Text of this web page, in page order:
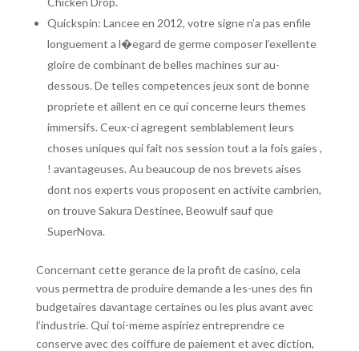
Quickspin: Lancee en 2012, votre signe n’a pas enfile
longuement a l�egard de germe composer l’exellente
gloire de combinant de belles machines sur au-
dessous. De telles competences jeux sont de bonne
propriete et aillent en ce qui concerne leurs themes
immersifs. Ceux-ci agregent semblablement leurs
choses uniques qui fait nos session tout a la fois gaies ,
! avantageuses. Au beaucoup de nos brevets aises
dont nos experts vous proposent en activite cambrien,
on trouve Sakura Destinee, Beowulf sauf que
SuperNova.
Concernant cette gerance de la profit de casino, cela
vous permettra de produire demande a les-unes des fin
budgetaires davantage certaines ou les plus avant avec
l’industrie. Qui toi-meme aspiriez entreprendre ce
conserve avec des coiffure de paiement et avec diction,